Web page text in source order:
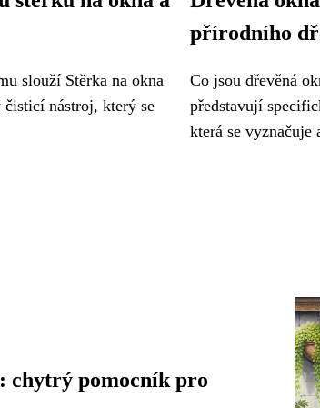
slouží Stěrka na okna
čisticí nástroj, který se
přírodního
Co jsou dřevěná
představují
která se vyznačuje
chytrý pomocník pro